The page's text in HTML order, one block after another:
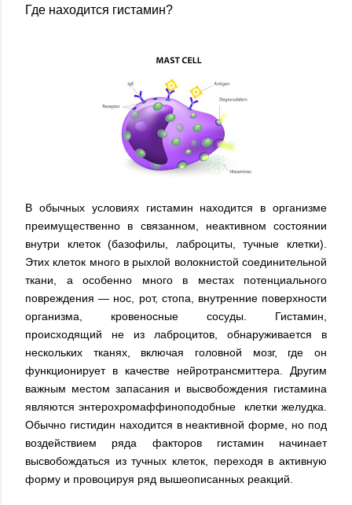
Где находится гистамин?
В обычных условиях гистамин находится в организме
преимущественно в связанном, неактивном состоянии
внутри клеток (базофилы, лаброциты, тучные клетки).
Этих клеток много в рыхлой волокнистой соединительной
ткани, а особенно много в местах потенциального
повреждения — нос, рот, стопа, внутренние поверхности
организма, кровеносные сосуды. Гистамин,
происходящий не из лаброцитов, обнаруживается в
нескольких тканях, включая головной мозг, где он
функционирует в качестве нейротрансмиттера. Другим
важным местом запасания и высвобождения гистамина
являются энтерохромаффиноподобные клетки желудка.
Обычно гистидин находится в неактивной форме, но под
воздействием ряда факторов гистамин начинает
высвобождаться из тучных клеток, переходя в активную
форму и провоцируя ряд вышеописанных реакций.